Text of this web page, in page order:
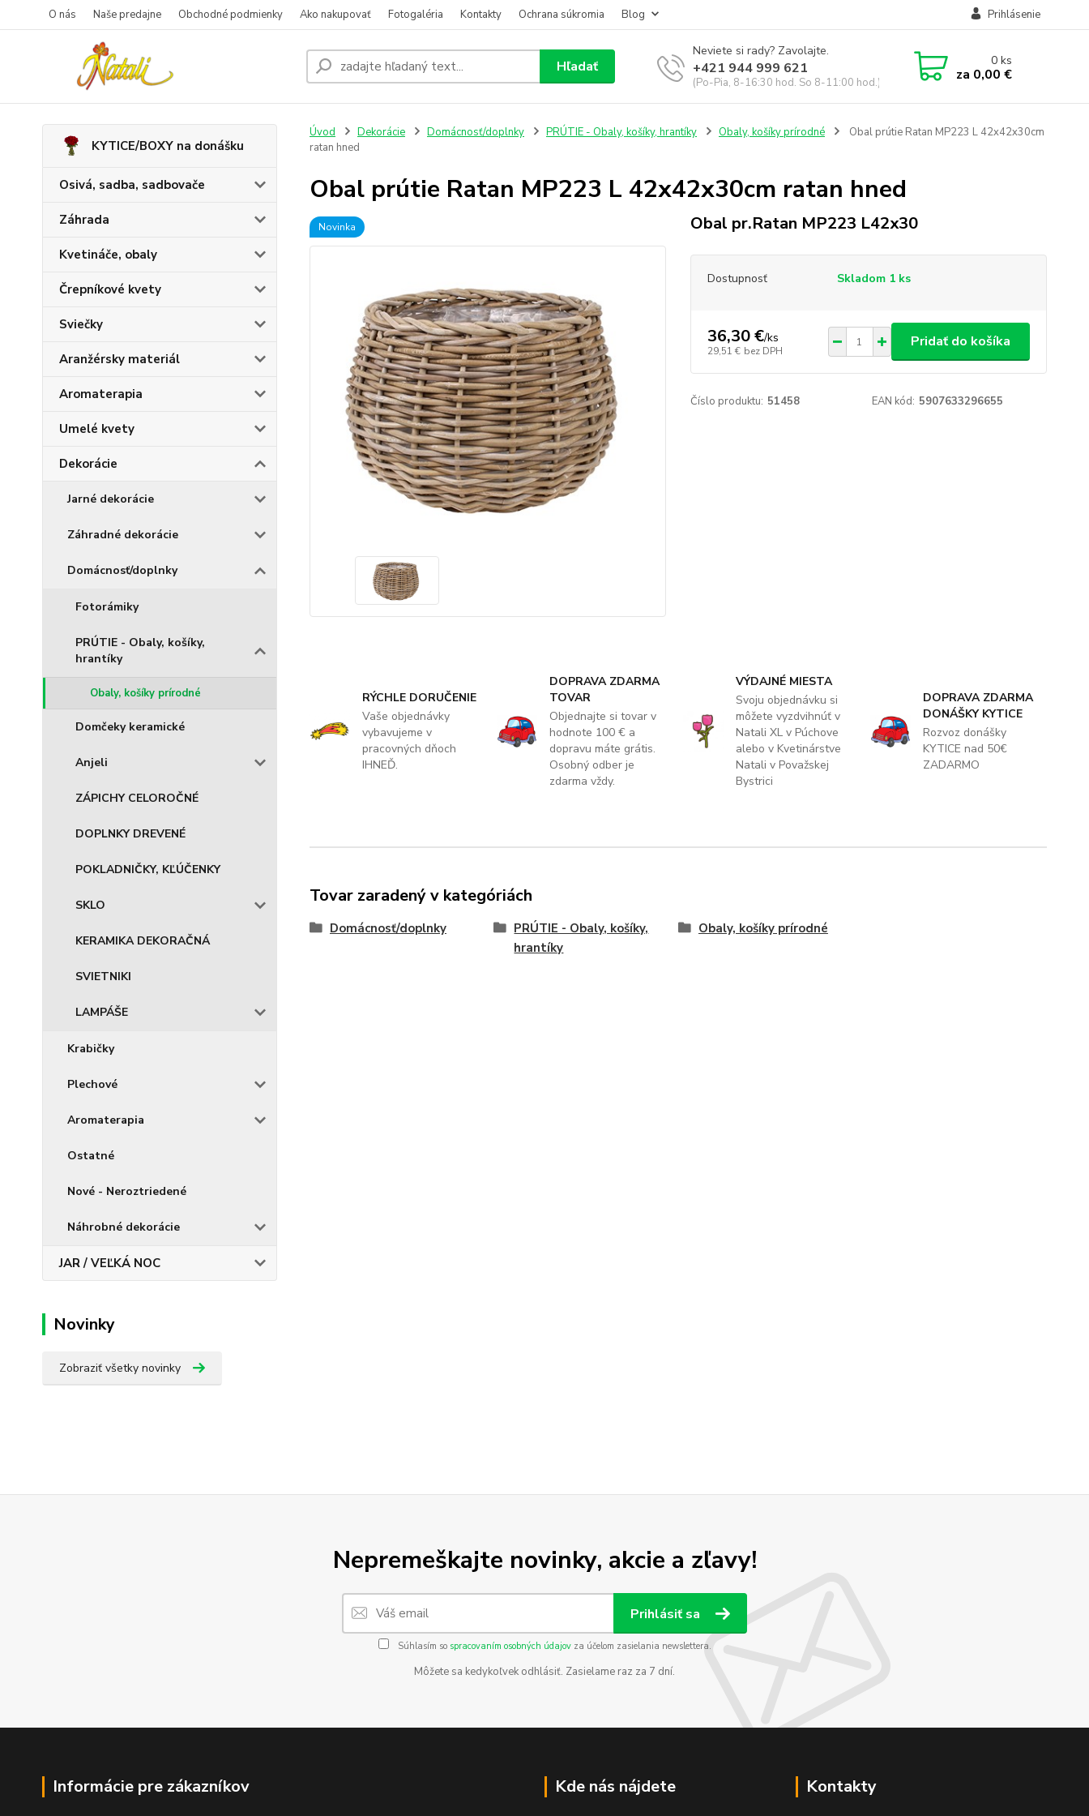
O nás Naše predajne Obchodné podmienky Ako nakupovať Fotogaléria Kontakty Ochrana súkromia Blog Prihlásenie
Hľadať
Neviete si rady? Zavolajte.
+421 944 999 621
(Po-Pia, 8-16:30 hod. So 8-11:00 hod.)
0ks
za 0,00 €
KYTICE/BOXY na donášku
Osivá, sadba, sadbovače
Záhrada
Kvetináče, obaly
Črepníkové kvety
Sviečky
Aranžérsky materiál
Aromaterapia
Umelé kvety
Dekorácie
Jarné dekorácie
Záhradné dekorácie
Domácnosť/doplnky
Fotorámiky
PRÚTIE - Obaly, košíky,
hrantíky
Obaly, košíky prírodné
Domčeky keramické
Anjeli
ZÁPICHY CELOROČNÉ
DOPLNKY DREVENÉ
POKLADNIČKY, KĽÚČENKY
SKLO
KERAMIKA DEKORAČNÁ
SVIETNIKI
LAMPÁŠE
Krabičky
Plechové
Aromaterapia
Ostatné
Nové - Neroztriedené
Náhrobné dekorácie
JAR / VEĽKÁ NOC
Novinky
Zobraziť všetky novinky
Úvod Dekorácie Domácnosť/doplnky PRÚTIE - Obaly, košíky, hrantíky Obaly, košíky prírodné
Obal prútie Ratan MP223 L 42x42x30cm
ratan hned
Obal prútie Ratan MP223 L 42x42x30cm ratan hned
Novinka Obal pr.Ratan MP223 L42x30
Dostupnosť Skladom 1 ks
36,30 €/ks
29,51 € bez DPH
Pridať do košíka
Číslo produktu: 51458 EAN kód: 5907633296655
RÝCHLE DORUČENIE
Vaše objednávky
vybavujeme v
pracovných dňoch
IHNEĎ.
DOPRAVA ZDARMA
TOVAR
Objednajte si tovar v
hodnote 100 € a
dopravu máte grátis.
Osobný odber je
zdarma vždy.
VÝDAJNÉ MIESTA
Svoju objednávku si
môžete vyzdvihnúť v
Natali XL v Púchove
alebo v Kvetinárstve
Natali v Považskej
Bystrici
DOPRAVA ZDARMA
DONÁŠKY KYTICE
Rozvoz donášky
KYTICE nad 50€
ZADARMO
Tovar zaradený v kategóriách
Domácnosť/doplnky
PRÚTIE - Obaly, košíky,
hrantíky
Obaly, košíky prírodné
Nepremeškajte novinky, akcie a zľavy!
Prihlásiť sa
Súhlasím so spracovaním osobných údajovza účelom zasielania newslettera.
Môžete sa kedykoľvek odhlásiť. Zasielame raz za 7 dní.
Informácie pre zákazníkov Kde nás nájdete Kontakty